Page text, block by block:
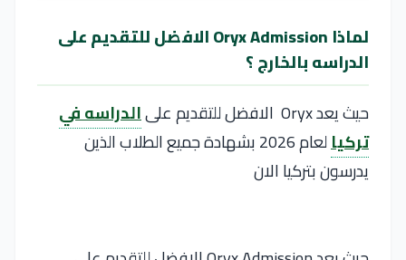
لماذا Oryx Admission الافضل للتقديم على
الدراسه بالخارج ؟
حيث يعد Oryx الافضل للتقديم على
الدراسه في
تركيا
لعام 2026 بشهادة جميع الطلاب الذين
يدرسون بتركيا الان